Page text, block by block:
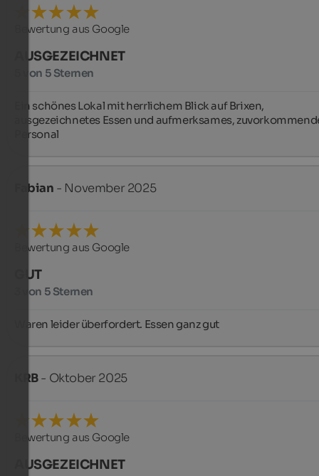
Bewertung aus Google
AUSGEZEICHNET
5 von 5 Sternen
Ein schönes Lokal mit herrlichem Blick auf Brixen,
ausgezeichnetes Essen und aufmerksames,
Personal
Fabian - November 2025
Bewertung aus Google
GUT
3 von 5 Sternen
Waren leider überfordert. Essen ganz gut
KRB- Oktober 2025
Bewertung aus Google
AUSGEZEICHNET